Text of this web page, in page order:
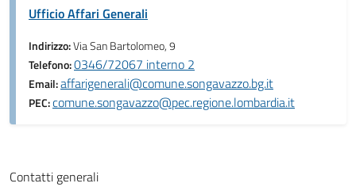
Ufficio Affari Generali
Indirizzo:Via San Bartolomeo, 9
Telefono:0346/72067 interno 2
Email:affarigenerali@comune.songavazzo.bg.it
PEC:comune.songavazzo@pec.regione.lombardia.it
Contatti generali